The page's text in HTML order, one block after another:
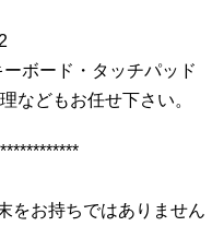
ボード・タッチパッド
などもお任せ下さい。
をお持ちではありません